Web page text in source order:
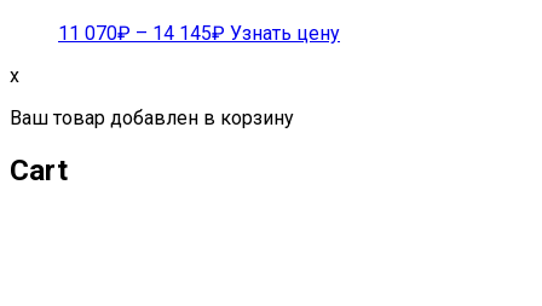
11 070₽ – 14 145₽ Узнать цену
x
Ваш товар добавлен в корзину
Cart